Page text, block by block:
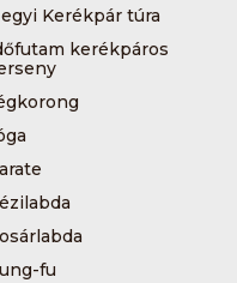
Kerékpár túra
kerékpáros
fu